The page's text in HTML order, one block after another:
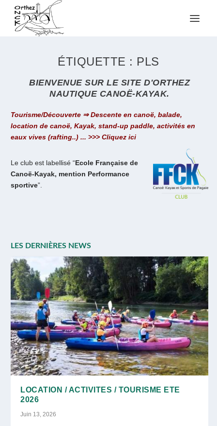
ÉTIQUETTE : PLS
BIENVENUE SUR LE SITE D'ORTHEZ
NAUTIQUE CANOË-KAYAK.
Tourisme/Découverte ⇒ Descente en canoë, balade,
location de canoë, Kayak, stand-up paddle, activités en
eaux vives (rafting..) ... >>> Cliquez ici
Le club est labellisé “Ecole Française de
Canoë-Kayak, mention Performance
sportive”.
LOCATION / ACTIVITES / TOURISME ETE
2026
Juin 13, 2026